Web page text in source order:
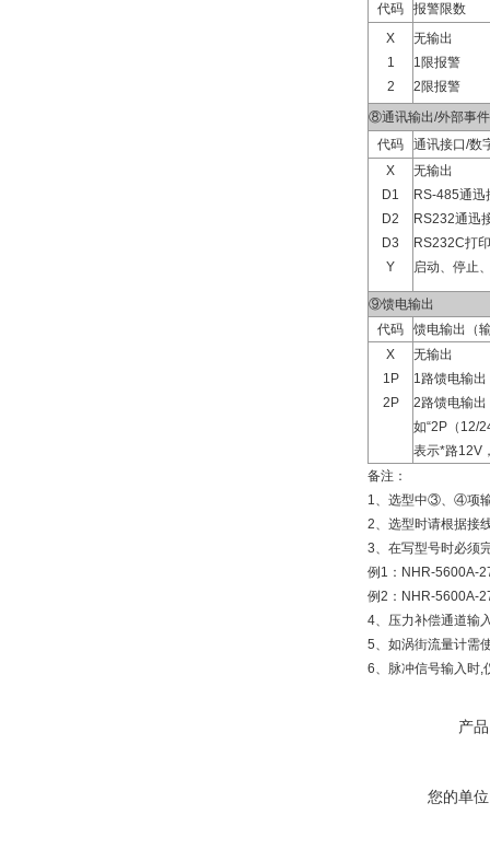
代码
报警限数
X
1
2
无输出
1限报警
2限报警
⑧通讯输出/外部事
代码
通讯接口/数
X
D1
D2
D3
Y
无输出
RS-485通
RS232通迅
RS232C打
启动、停止
⑨馈电输出
代码
馈电输出（
X
1P
2P
无输出
1路馈电输出
2路馈电输出
如“2P（12/
表示*路12V
备注：
1、选型中③、④项输
2、选型时请根据接
3、在写型号时必须
例1：NHR-5600A-
例2：NHR-5600A-
4、压力补偿通道输
5、如涡街流量计需
6、脉冲信号输入时,
产
您的单